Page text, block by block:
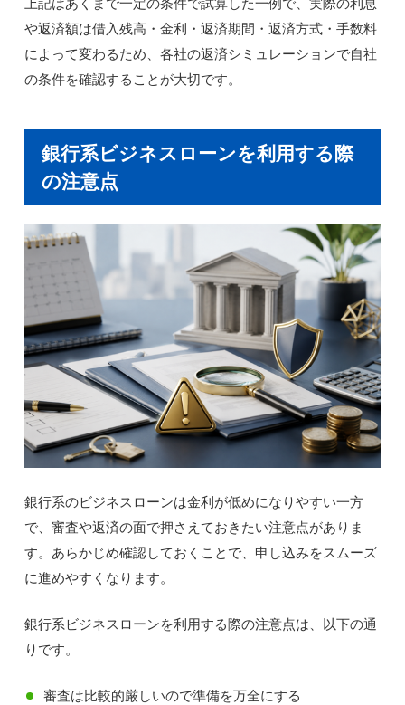
や返済額は借入残高・金利・返済期間・返済方式・手数料
によって変わるため、各社の返済シミュレーションで自社
の条件を確認することが大切です。
銀行系ビジネスローンを利用する際
の注意点
銀行系のビジネスローンは金利が低めになりやすい一方
で、審査や返済の面で押さえておきたい注意点がありま
す。あらかじめ確認しておくことで、申し込みをスムーズ
に進めやすくなります。
銀行系ビジネスローンを利用する際の注意点は、以下の通
りです。
審査は比較的厳しいので準備を万全にする